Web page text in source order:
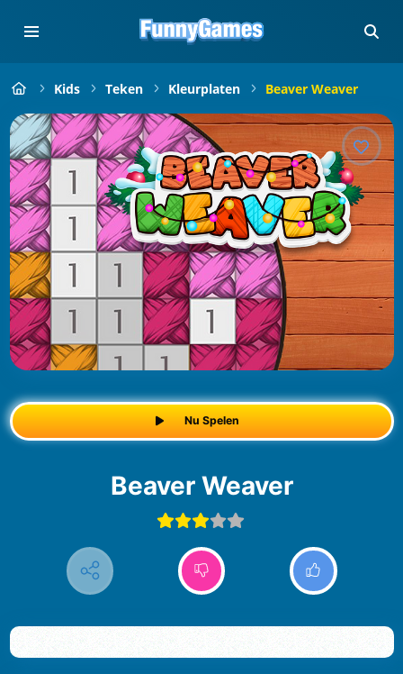
Kids Teken Kleurplaten Beaver Weaver
Nu Spelen
Beaver Weaver